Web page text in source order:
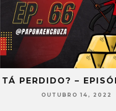
TÁ PERDIDO? –
OUTUBRO 14, 2022